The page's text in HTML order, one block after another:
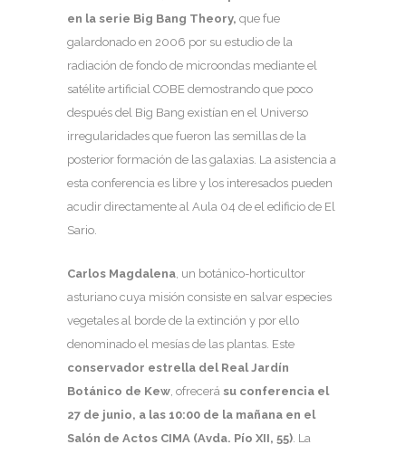
en la serie Big Bang Theory, que fue
galardonado en 2006 por su estudio de la
radiación de fondo de microondas mediante el
satélite artificial COBE demostrando que poco
después del Big Bang existían en el Universo
irregularidades que fueron las semillas de la
posterior formación de las galaxias. La asistencia a
esta conferencia es libre y los interesados pueden
acudir directamente al Aula 04 de el edificio de El
Sario.
Carlos Magdalena, un botánico-horticultor
asturiano cuya misión consiste en salvar especies
vegetales al borde de la extinción y por ello
denominado el mesías de las plantas. Este
conservador estrella del Real Jardín
Botánico de Kew, ofrecerá su conferencia el
27 de junio, a las 10:00 de la mañana en el
Salón de Actos CIMA (Avda. Pío XII, 55). La